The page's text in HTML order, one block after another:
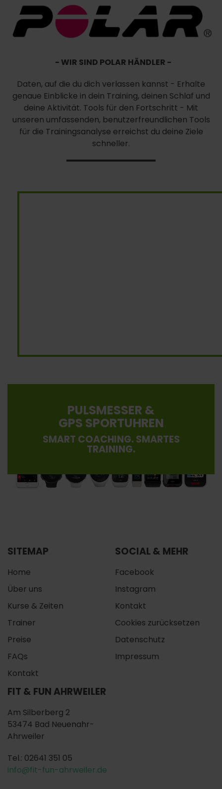
- WIR SIND POLAR HÄNDLER -
Daten, auf die du dich verlassen kannst - Erhalte
genaue Einblicke in dein Training, deinen Schlaf und
deine Aktivität. Tools für den Fortschritt - Mit
unseren umfassenden, benutzerfreundlichen Tools
für die Trainingsanalyse erreichst du deine Ziele
schneller.
PULSMESSER &
GPS SPORTUHREN
SMART COACHING. SMARTES
TRAINING.
SITEMAP
Home
Über uns
Kurse & Zeiten
Trainer
Preise
FAQs
Kontakt
SOCIAL & MEHR
Facebook
Instagram
Kontakt
Cookies zurücksetzen
Datenschutz
Impressum
FIT & FUN AHRWEILER
Am Silberberg 2
53474 Bad Neuenahr-
Ahrweiler
Tel.: 02641 351 05
info@fit-fun-ahrweiler.de